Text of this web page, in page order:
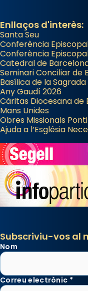
apòstol màrtir,
Herodes Agripa
Patró de
musulmanes
Regnes
Espanya.
El seu sepulcre
centre de
el món cristià,
Santa.
«A Raïms de
raïms de
segons una dita
Photo
Enllaços d'interès:
Santa Seu
Conferència
Conferència
Catedral de
Seminari Conciliar de
Basílica de la
Any Gaudí 2026
Càritas Diocesana de
Mans Unides
Obres Missionals
Ajuda a l’Església
Subscriviu-vos al
Nom
Correu electrònic *